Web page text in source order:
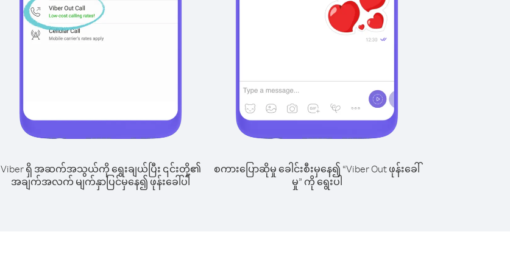
Viber ရှိ အဆက်အသွယ်ကို ရွေးချယ်ပြီး ၎င်းတို့၏
အချက်အလက် မျက်နှာပြင်မှနေ၍ ဖုန်းခေါ်ပါ
စကားပြောဆိုမှု ခေါင်းစီးမှနေ၍ “Viber Out ဖုန်းခေါ်
မှု” ကို ရွေးပါ